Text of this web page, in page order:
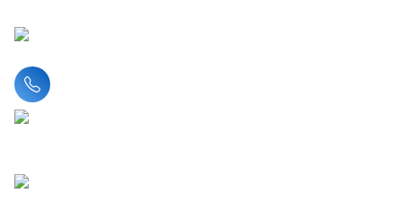
Liên hệ hotline